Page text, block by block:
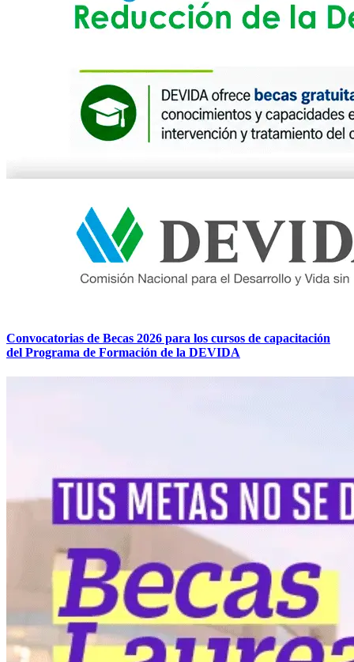
Convocatorias de Becas 2026 para los cursos de capacitación
del Programa de Formación de la DEVIDA